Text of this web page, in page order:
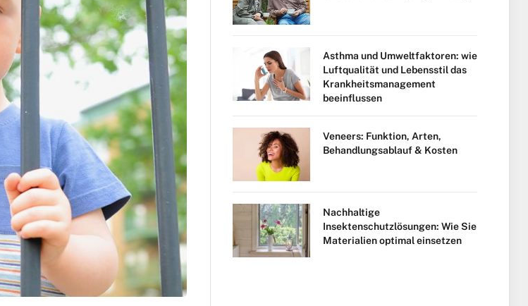
Asthma und Umweltfaktoren: wie
Luftqualität und Lebensstil das
Krankheitsmanagement
beeinflussen
Veneers: Funktion, Arten,
Behandlungsablauf & Kosten
Nachhaltige
Insektenschutzlösungen: Wie Sie
Materialien optimal einsetzen